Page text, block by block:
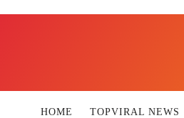
HOME TOPVIRAL NEWS